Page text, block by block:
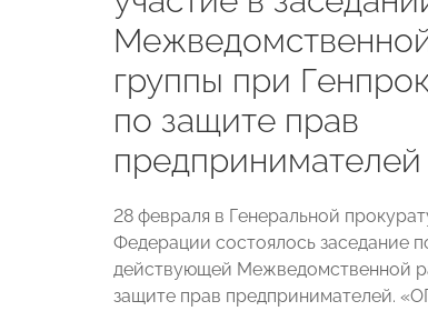
группы при
по защите прав
предпринимателей
28 февраля в Генеральной
Федерации состоялось заседание
действующей Межведомственной
защите прав предпринимателей.